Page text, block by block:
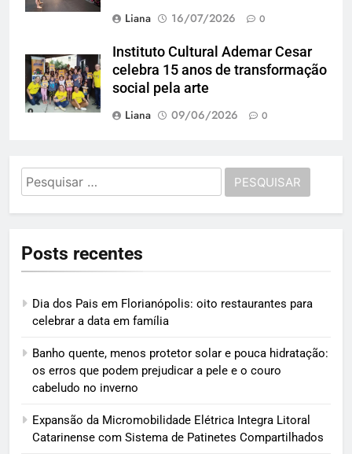
Liana
16/07/2026 0
Instituto Cultural Ademar Cesar
celebra 15 anos de transformação
social pela arte
Liana
09/06/2026 0
Pesquisar
por:
Posts recentes
Dia dos Pais em Florianópolis: oito restaurantes para
celebrar a data em família
Banho quente, menos protetor solar e pouca hidratação:
os erros que podem prejudicar a pele e o couro
cabeludo no inverno
Expansão da Micromobilidade Elétrica Integra Litoral
Catarinense com Sistema de Patinetes Compartilhados